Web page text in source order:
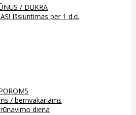
/ DUKRA
Išsiuntimas per 1 d.d.
/ bernvakariams
diena